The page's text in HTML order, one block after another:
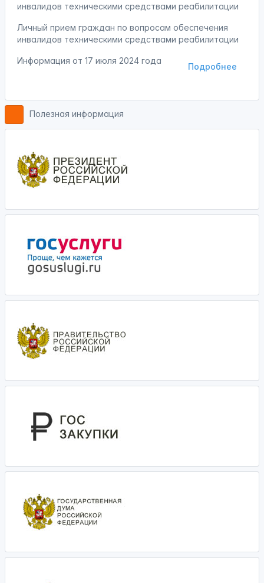
инвалидов техническими средствами реабилитации
Личный прием граждан по вопросам обеспечения
инвалидов техническими средствами реабилитации
Подробнее
Информация от 17 июля 2024 года
Полезная информация